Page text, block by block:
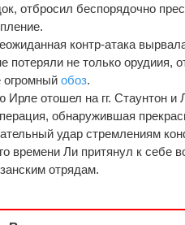
отбросил беспорядочно
контр-атака
потеряли не только орудиия,
огромныйобоз.
Ирле отошел на гг. Стаунтон
обнаружившая
удар стремлениям
времени Ли притянул к себе
отрядам.